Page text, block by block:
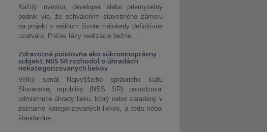
Každý investor, developer alebo priemyselný
podnik vie, že schválením stavebného zámeru
sa projekt v reálnom živote málokedy definitívne
uzatvára. Počas fázy realizácie bežne...
Zdravotná poisťovňa ako súkromnoprávny
subjekt: NSS SR rozhodol o úhradách
nekategorizovaných liekov
Veľký senát Najvyššieho správneho súdu
Slovenskej republiky (NSS SR) posudzoval
odmietnutie úhrady lieku, ktorý nebol zaradený v
zozname kategorizovaných liekov, a teda nebol
štandardne...